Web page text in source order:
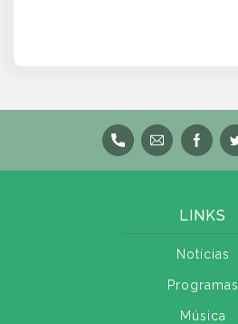
LINKS
Notícias
Programas
Música